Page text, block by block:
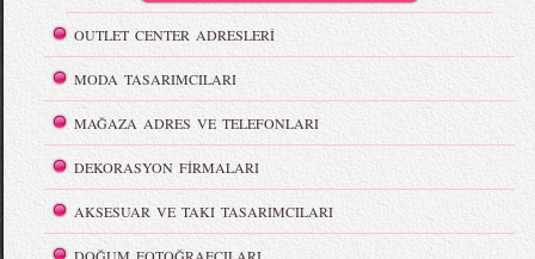
OUTLET CENTER ADRESLERİ
MODA TASARIMCILARI
MAĞAZA ADRES VE TELEFONLARI
DEKORASYON FİRMALARI
AKSESUAR VE TAKI TASARIMCILARI